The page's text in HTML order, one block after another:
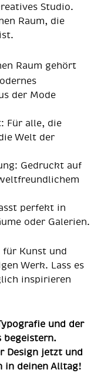
Studio.
Raum, die
Raum gehört
der Mode
Für alle, die
Welt der
Gedruckt auf
perfekt in
oder Galerien.
für Kunst und
Werk. Lass es
inspirieren
und der
begeistern.
Design jetzt und
in deinen Alltag!